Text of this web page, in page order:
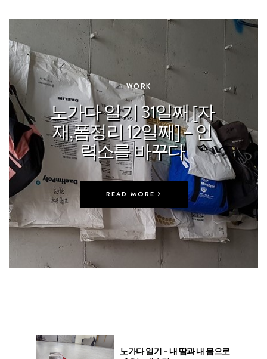
In WORK
노가다 일기 31일째 [자
재,폼정리 12일째] – 인
력소를 바꾸다
READ MORE
노가다 일기 – 내 땀과 내 몸으로